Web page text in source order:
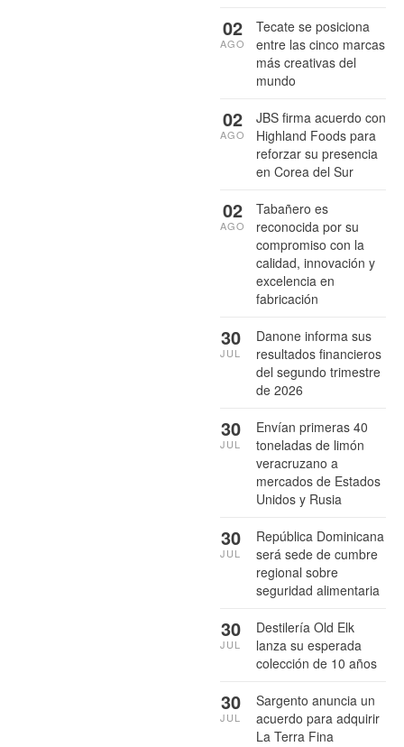
Tecate se posiciona
entre las cinco marcas
más creativas del
mundo
02
AGO
JBS firma acuerdo con
Highland Foods para
reforzar su presencia
en Corea del Sur
02
AGO
Tabañero es
reconocida por su
compromiso con la
calidad, innovación y
excelencia en
fabricación
02
AGO
Danone informa sus
resultados financieros
del segundo trimestre
de 2026
30
JUL
Envían primeras 40
toneladas de limón
veracruzano a
mercados de Estados
Unidos y Rusia
30
JUL
República Dominicana
será sede de cumbre
regional sobre
seguridad alimentaria
30
JUL
Destilería Old Elk
lanza su esperada
colección de 10 años
30
JUL
Sargento anuncia un
acuerdo para adquirir
La Terra Fina
30
JUL